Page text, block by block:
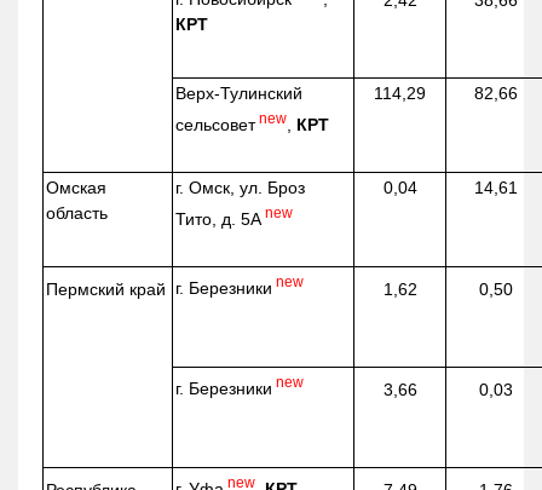
КРТ
Верх-Тулинский
сельсовет new, КРТ
114,29 82,66
Омская
область
г. Омск, ул. Броз
Тито, д. 5А new
0,04 14,61
Пермский край г. Березники new 1,62 0,50
г. Березники new 3,66 0,03
new